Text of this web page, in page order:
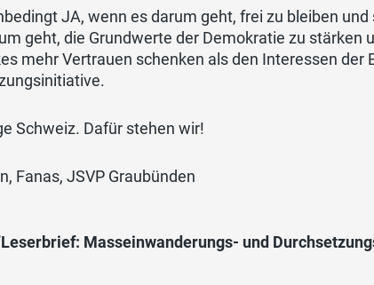
JA, wenn es darum geht, frei zu bleiben
geht, die Grundwerte der Demokratie zu stärken
mehr Vertrauen schenken als den Interessen der
Schweiz. Dafür stehen wir!
Fanas, JSVP Graubünden
Masseinwanderungs- und